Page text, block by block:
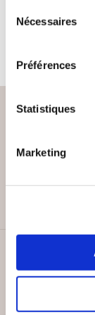
Nécessaires
Préférences
Statistiques
Marketing
13€00